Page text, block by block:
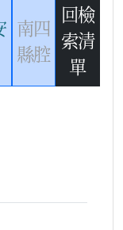
南四
縣腔
回檢
索清
單